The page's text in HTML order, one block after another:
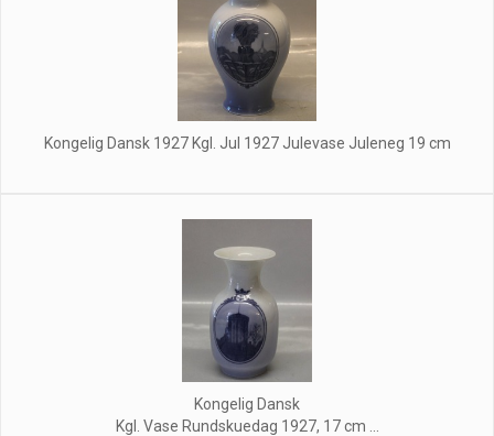
Kongelig Dansk 1927 Kgl. Jul 1927 Julevase Juleneg 19 cm
Kongelig Dansk
Kgl. Vase Rundskuedag 1927, 17 cm ...